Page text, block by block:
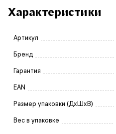
Характеристики
Артикул
Бренд
Гарантия
EAN
Размер упаковки (ДxШxВ)
Вес в упаковке